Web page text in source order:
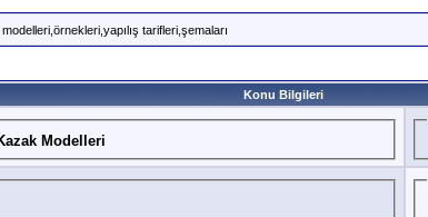
tarifleri,şemaları
Konu Bilgileri
Modelleri